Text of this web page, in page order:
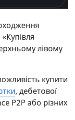
лівому
купити
, дебетової
P2P або різних